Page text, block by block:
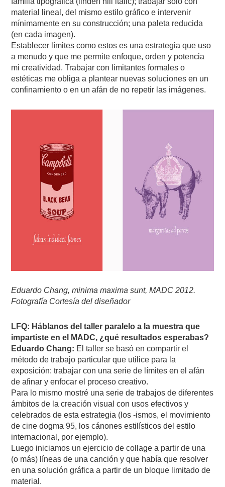
material lineal, del mismo estilo gráfico e intervenir
mínimamente en su construcción; una paleta reducida
(en cada imagen).
Establecer límites como estos es una estrategia que uso
a menudo y que me permite enfoque, orden y potencia
mi creatividad. Trabajar con limitantes formales o
estéticas me obliga a plantear nuevas soluciones en un
confinamiento o en un afán de no repetir las imágenes.
Eduardo Chang, minima maxima sunt, MADC 2012.
Fotografía Cortesía del diseñador
LFQ: Háblanos del taller paralelo a la muestra que
impartiste en el MADC, ¿qué resultados esperabas?
Eduardo Chang: El taller se basó en compartir el
método de trabajo particular que utilice para la
exposición: trabajar con una serie de límites en el afán
de afinar y enfocar el proceso creativo.
Para lo mismo mostré una serie de trabajos de diferentes
ámbitos de la creación visual con usos efectivos y
celebrados de esta estrategia (los -ismos, el movimiento
de cine dogma 95, los cánones estilísticos del estilo
internacional, por ejemplo).
Luego iniciamos un ejercicio de collage a partir de una
(o más) líneas de una canción y que había que resolver
en una solución gráfica a partir de un bloque limitado de
material.